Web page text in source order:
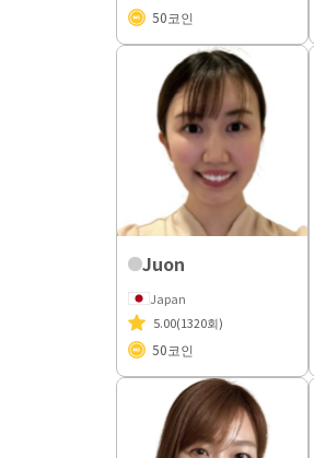
50코인
Juon
Japan
5.00(1320회)
50코인